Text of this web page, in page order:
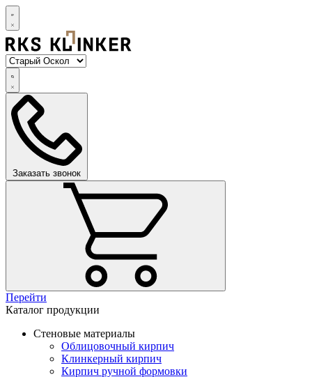
Заказать звонок
Перейти
Каталог продукции
Стеновые материалы
Облицовочный кирпич
Клинкерный кирпич
Кирпич ручной формовки